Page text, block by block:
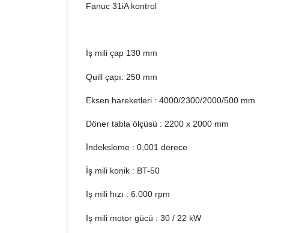
Fanuc 31iA kontrol
İş mili çap 130 mm
Quill çapı: 250 mm
Eksen hareketleri : 4000/2300/2000/500 mm
Döner tabla ölçüsü : 2200 x 2000 mm
İndeksleme : 0,001 derece
İş mili konik : BT-50
İş mili hızı : 6.000 rpm
İş mili motor gücü : 30 / 22 kW